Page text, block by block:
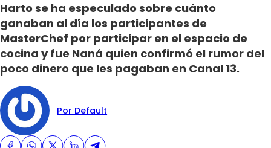
Harto se ha especulado sobre cuánto
ganaban al día los participantes de
MasterChef por participar en el espacio de
cocina y fue Naná quien confirmó el rumor del
poco dinero que les pagaban en Canal 13.
Por Default